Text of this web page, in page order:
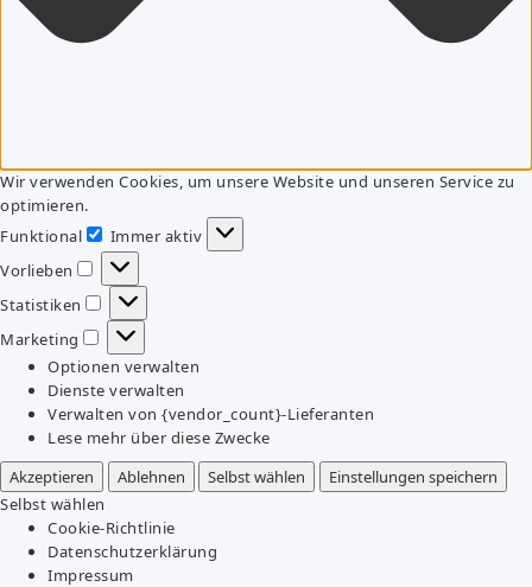
Wir verwenden Cookies, um unsere Website und unseren Service zu
optimieren.
Funktional
Funktional
Immer aktiv
Vorlieben
Vorlieben
Statistiken
Statistiken
Marketing
Marketing
Optionen verwalten
Dienste verwalten
Verwalten von {vendor_count}-Lieferanten
Lese mehr über diese Zwecke
Akzeptieren
Ablehnen Selbst wählen
Einstellungen speichern
Selbst wählen
Cookie-Richtlinie
Datenschutzerklärung
Impressum